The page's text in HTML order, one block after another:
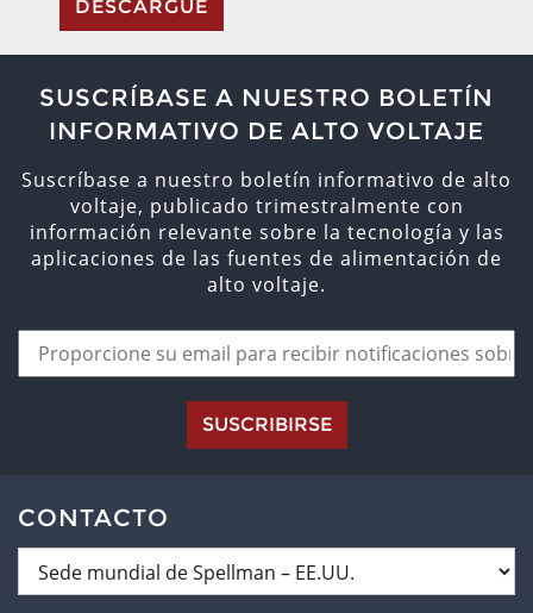
DESCARGUE
SUSCRÍBASE A NUESTRO BOLETÍN
INFORMATIVO DE ALTO VOLTAJE
Suscríbase a nuestro boletín informativo de alto
voltaje, publicado trimestralmente con
información relevante sobre la tecnología y las
aplicaciones de las fuentes de alimentación de
alto voltaje.
SUSCRIBIRSE
CONTACTO